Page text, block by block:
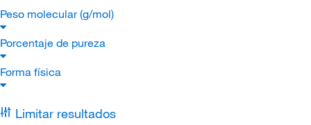
Peso molecular (g/mol)
Porcentaje de pureza
Forma física
Limitar resultados